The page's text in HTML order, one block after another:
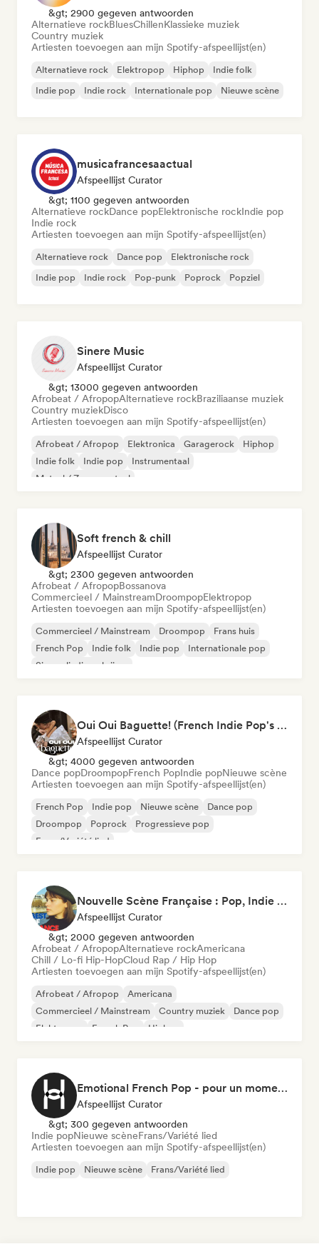
&gt; 2900 gegeven antwoorden
Alternatieve rockBluesChillenKlassieke muziek
Country muziek
Artiesten toevoegen aan mijn Spotify-afspeellijst(en)
Alternatieve rock Elektropop Hiphop
Indie folk
Indie pop
Indie rock Internationale pop Nieuwe scène
musicafrancesaactual
Afspeellijst Curator
&gt; 1100 gegeven antwoorden
Alternatieve rockDance popElektronische rockIndie pop
Indie rock
Artiesten toevoegen aan mijn Spotify-afspeellijst(en)
Alternatieve rock Dance pop
Elektronische rock
Indie pop
Indie rock Pop-punk Poprock Popziel
Sinere Music
Afspeellijst Curator
&gt; 13000 gegeven antwoorden
Afrobeat / AfropopAlternatieve rockBraziliaanse muziek
Country muziekDisco
Artiesten toevoegen aan mijn Spotify-afspeellijst(en)
Afrobeat / Afropop Elektronica Garagerock
Hiphop
Indie folk
Indie pop
Instrumentaal
Metaal / Zwaar metaal
Soft french & chill
Afspeellijst Curator
&gt; 2300 gegeven antwoorden
Afrobeat / AfropopBossanova
Commercieel / MainstreamDroompopElektropop
Artiesten toevoegen aan mijn Spotify-afspeellijst(en)
Commercieel / Mainstream Droompop
Frans huis
French Pop
Indie folk Indie pop
Internationale pop
Singer-liedjesschrijver
Oui Oui Baguette! (French Indie Pop's Finest)
Afspeellijst Curator
&gt; 4000 gegeven antwoorden
Dance popDroompopFrench PopIndie popNieuwe scène
Artiesten toevoegen aan mijn Spotify-afspeellijst(en)
French Pop Indie pop Nieuwe scène
Dance pop
Droompop
Poprock
Progressieve pop
Frans/Variété lied
Nouvelle Scène Française : Pop, Indie & Chanson Émergente
Afspeellijst Curator
&gt; 2000 gegeven antwoorden
Afrobeat / AfropopAlternatieve rockAmericana
Chill / Lo-fi Hip-HopCloud Rap / Hip Hop
Artiesten toevoegen aan mijn Spotify-afspeellijst(en)
Afrobeat / Afropop
Americana
Commercieel / Mainstream
Country muziek
Dance pop
Elektropop
French Pop Hiphop
Emotional French Pop - pour un moment tranquille
Afspeellijst Curator
&gt; 300 gegeven antwoorden
Indie popNieuwe scèneFrans/Variété lied
Artiesten toevoegen aan mijn Spotify-afspeellijst(en)
Indie pop Nieuwe scène Frans/Variété lied